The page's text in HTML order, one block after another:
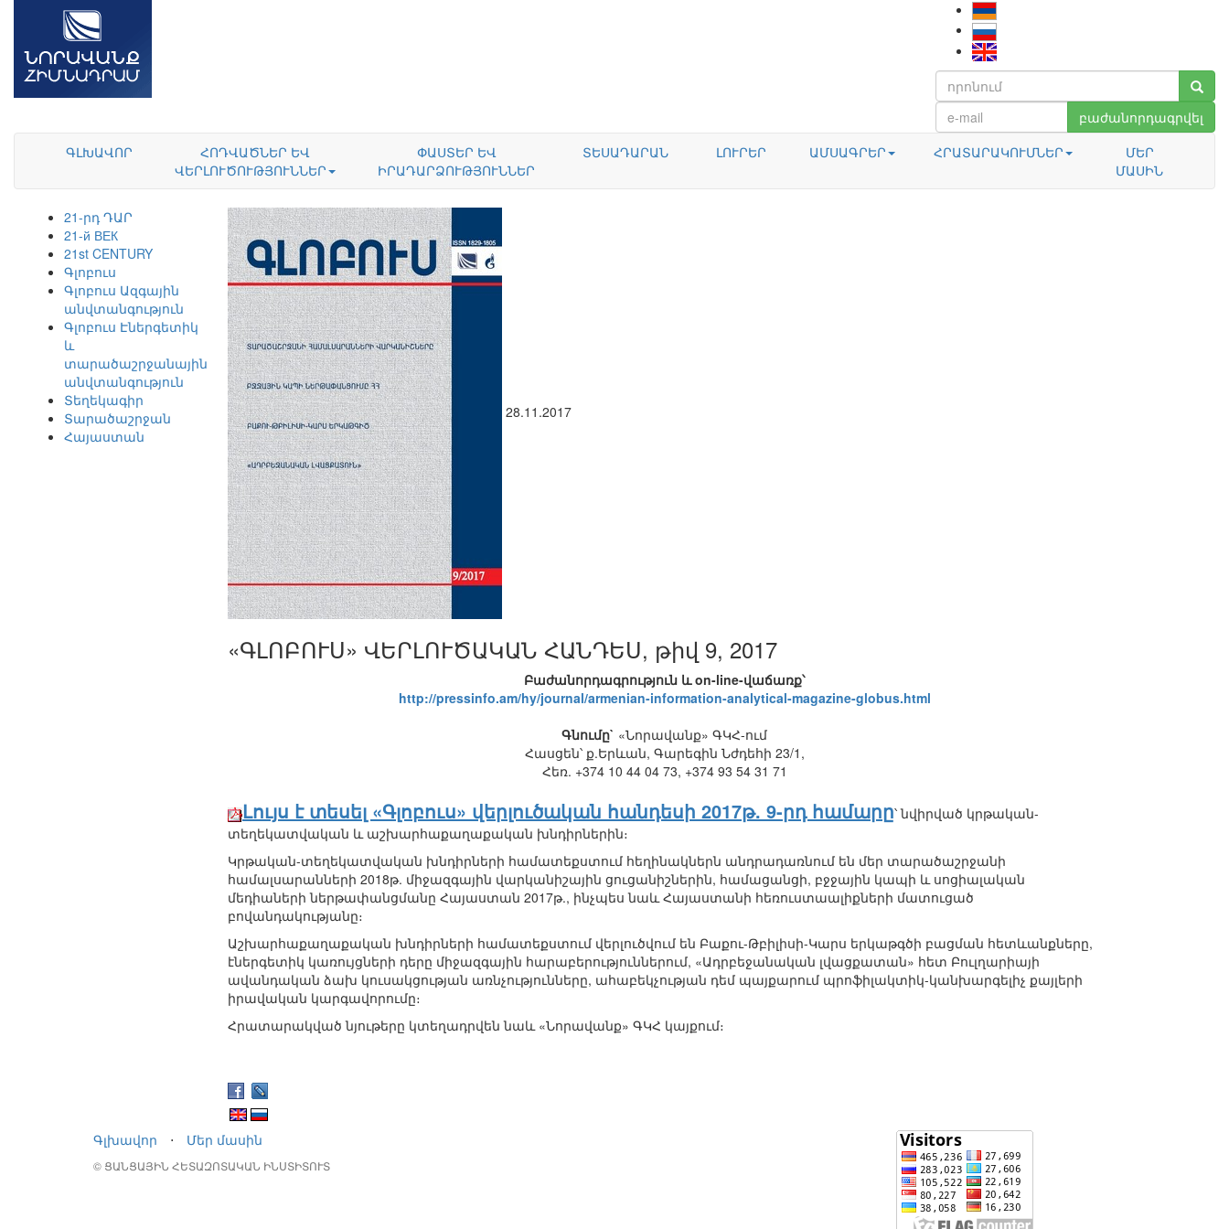
բաժանորդագրվել
ԳԼԽԱՎՈՐ
ՀՈԴՎԱԾՆԵՐ ԵՎ
ՎԵՐԼՈՒԾՈՒԹՅՈՒՆՆԵՐ
ՓԱՍՏԵՐ ԵՎ
ԻՐԱԴԱՐՁՈՒԹՅՈՒՆՆԵՐ
ՏԵՍԱԴԱՐԱՆ ԼՈՒՐԵՐ ԱՄՍԱԳՐԵՐ ՀՐԱՏԱՐԱԿՈՒՄՆԵՐ
ՄԵՐ
ՄԱՍԻՆ
21-րդ ԴԱՐ
21-й ВЕК
21st CENTURY
Գլոբուս
Գլոբուս Ազգային
անվտանգություն
Գլոբուս Էներգետիկ
և
տարածաշրջանային
անվտանգություն
Տեղեկագիր
Տարածաշրջան
Հայաստան
28.11.2017
«ԳԼՈԲՈՒՍ» ՎԵՐԼՈՒԾԱԿԱՆ ՀԱՆԴԵՍ, թիվ 9, 2017
Բաժանորդագրություն և on-line-վաճառք՝
http://pressinfo.am/hy/journal/armenian-information-analytical-magazine-globus.html
Գնումը` «Նորավանք» ԳԿՀ-ում
Հասցեն՝ ք.Երևան, Գարեգին Նժդեհի 23/1,
Հեռ. +374 10 44 04 73, +374 93 54 31 71
Լույս է տեսել «Գլոբուս» վերլուծական հանդեսի 2017թ. 9-րդ համարը՝ նվիրված կրթական-
տեղեկատվական և աշխարհաքաղաքական խնդիրներին։
Կրթական-տեղեկատվական խնդիրների համատեքստում հեղինակներն անդրադառնում են մեր տարածաշրջանի
համալսարանների 2018թ. միջազգային վարկանիշային ցուցանիշներին, համացանցի, բջջային կապի և սոցիալական
մեդիաների ներթափանցմանը Հայաստան 2017թ., ինչպես նաև Հայաստանի հեռուստաալիքների մատուցած
բովանդակությանը։
Աշխարհաքաղաքական խնդիրների համատեքստում վերլուծվում են Բաքու-Թբիլիսի-Կարս երկաթգծի բացման հետևանքները,
էներգետիկ կառույցների դերը միջազգային հարաբերություններում, «Ադրբեջանական լվացքատան» հետ Բուլղարիայի
ավանդական ձախ կուսակցության առնչությունները, ահաբեկչության դեմ պայքարում պրոֆիլակտիկ-կանխարգելիչ քայլերի
իրավական կարգավորումը։
Հրատարակված նյութերը կտեղադրվեն նաև «Նորավանք» ԳԿՀ կայքում։
Գլխավոր ⋅ Մեր մասին
© ՑԱՆՑԱՅԻՆ ՀԵՏԱԶՈՏԱԿԱՆ ԻՆՍՏԻՏՈՒՏ